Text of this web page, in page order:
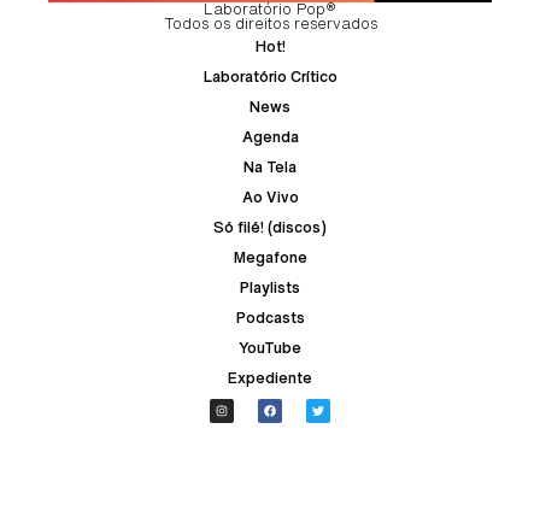
Laboratório Pop®
Todos os direitos reservados
Hot!
Laboratório Crítico
News
Agenda
Na Tela
Ao Vivo
Só filé! (discos)
Megafone
Playlists
Podcasts
YouTube
Expediente